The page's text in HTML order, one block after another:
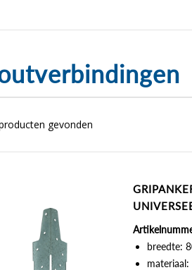
gevonden
breedte:
materiaal: